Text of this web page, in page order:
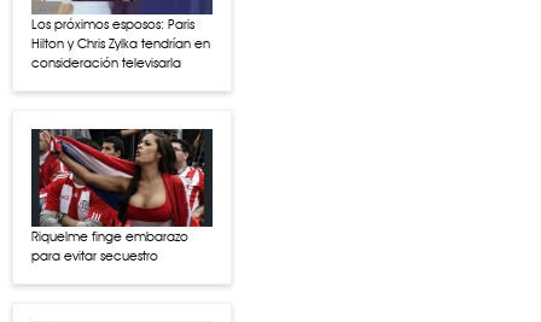
Los próximos esposos: Paris
Hilton y Chris Zylka tendrían en
consideración televisarla
Riquelme finge embarazo
para evitar secuestro